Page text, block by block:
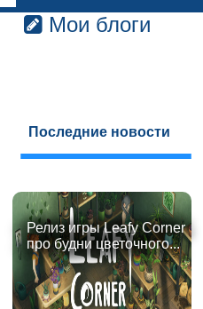
Мои блоги
Последние новости
Релиз игры Leafy Corner
про будни цветочного...